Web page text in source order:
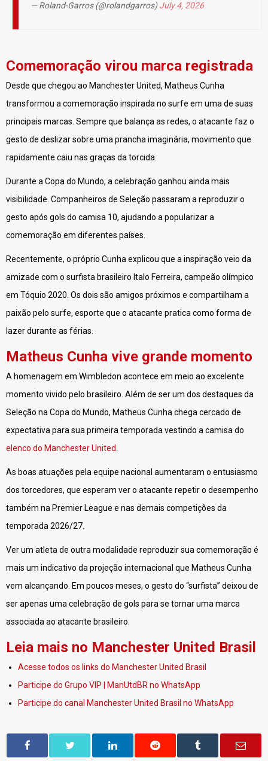
— Roland-Garros (@rolandgarros)July 4, 2026
Comemoração virou marca registrada
Desde que chegou ao Manchester United, Matheus Cunha
transformou a comemoração inspirada no surfe em uma de suas
principais marcas. Sempre que balança as redes, o atacante faz o
gesto de deslizar sobre uma prancha imaginária, movimento que
rapidamente caiu nas graças da torcida.
Durante a Copa do Mundo, a celebração ganhou ainda mais
visibilidade. Companheiros de Seleção passaram a reproduzir o
gesto após gols do camisa 10, ajudando a popularizar a
comemoração em diferentes países.
Recentemente, o próprio Cunha explicou que a inspiração veio da
amizade com o surfista brasileiro Italo Ferreira, campeão olímpico
em Tóquio 2020. Os dois são amigos próximos e compartilham a
paixão pelo surfe, esporte que o atacante pratica como forma de
lazer durante as férias.
Matheus Cunha vive grande momento
A homenagem em Wimbledon acontece em meio ao excelente
momento vivido pelo brasileiro. Além de ser um dos destaques da
Seleção na Copa do Mundo, Matheus Cunha chega cercado de
expectativa para sua primeira temporada vestindo a camisa do
elenco do Manchester United
As boas atuações pela equipe nacional aumentaram o entusiasmo
dos torcedores, que esperam ver o atacante repetir o desempenho
também na Premier League e nas demais competições da
temporada 2026/27.
Ver um atleta de outra modalidade reproduzir sua comemoração é
mais um indicativo da projeção internacional que Matheus Cunha
vem alcançando. Em poucos meses, o gesto do “surfista” deixou de
ser apenas uma celebração de gols para se tornar uma marca
associada ao atacante brasileiro.
Leia mais no Manchester United Brasil
Acesse todos os links do Manchester United Brasil
Participe do Grupo VIP | ManUtdBR no WhatsApp
Participe do canal Manchester United Brasil no WhatsApp